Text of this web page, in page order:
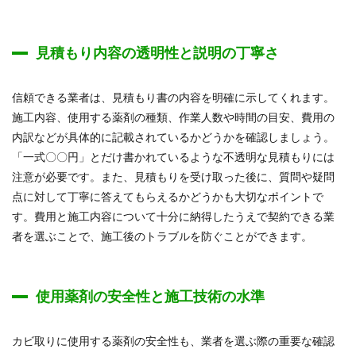
見積もり内容の透明性と説明の丁寧さ
信頼できる業者は、見積もり書の内容を明確に示してくれます。
施工内容、使用する薬剤の種類、作業人数や時間の目安、費用の
内訳などが具体的に記載されているかどうかを確認しましょう。
「一式〇〇円」とだけ書かれているような不透明な見積もりには
注意が必要です。また、見積もりを受け取った後に、質問や疑問
点に対して丁寧に答えてもらえるかどうかも大切なポイントで
す。費用と施工内容について十分に納得したうえで契約できる業
者を選ぶことで、施工後のトラブルを防ぐことができます。
使用薬剤の安全性と施工技術の水準
カビ取りに使用する薬剤の安全性も、業者を選ぶ際の重要な確認